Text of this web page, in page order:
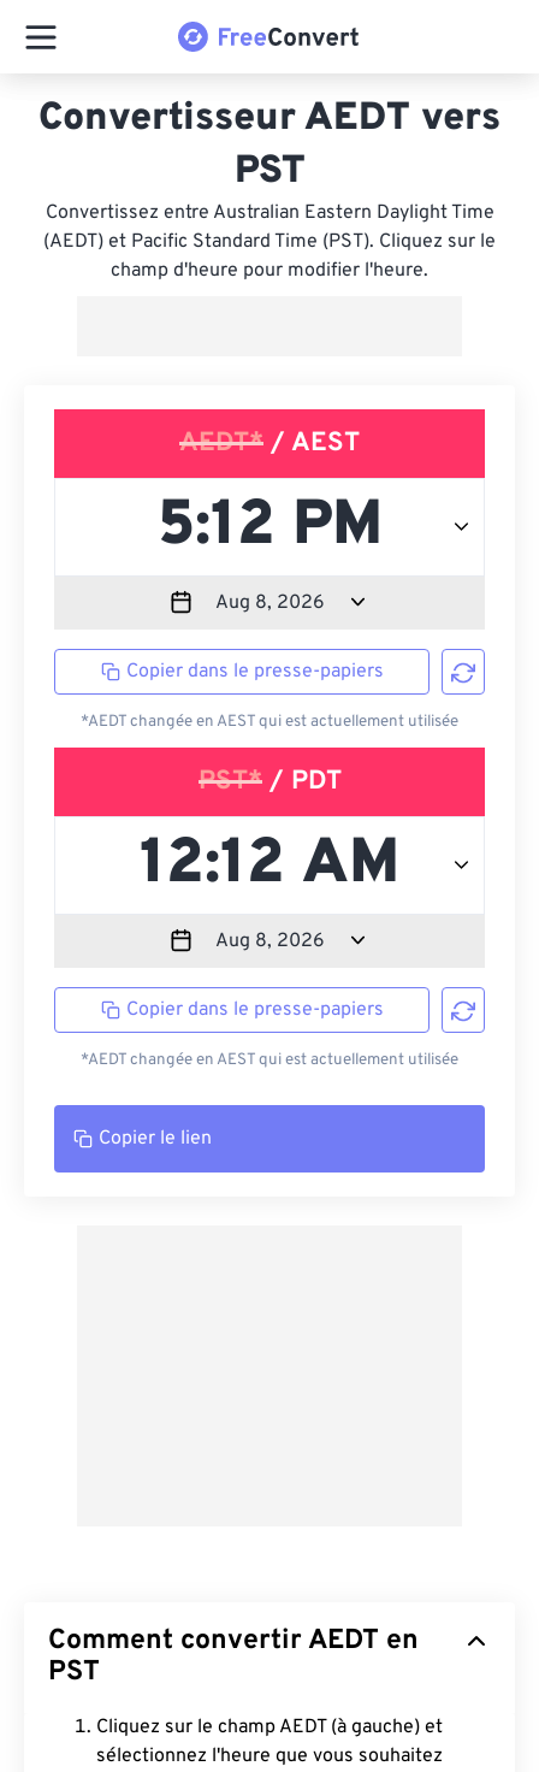
Convertisseur AEDT vers
PST
Convertissez entre Australian Eastern Daylight Time
(AEDT) et Pacific Standard Time (PST). Cliquez sur le
champ d'heure pour modifier l'heure.
AEDT* / AEST
Copier dans le presse-papiers
*AEDT changée en AEST qui est actuellement utilisée
PST*/ PDT
Copier dans le presse-papiers
*AEDT changée en AEST qui est actuellement utilisée
Copier le lien
Comment convertir AEDT en
PST
Cliquez sur le champ AEDT (à gauche) et
sélectionnez l'heure que vous souhaitez